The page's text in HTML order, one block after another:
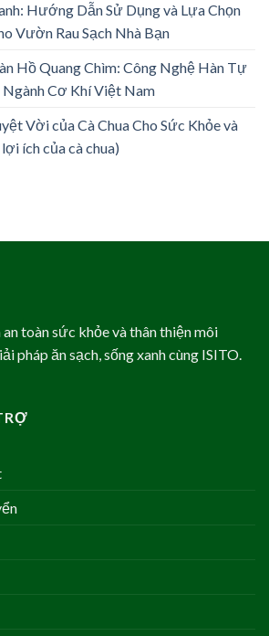
Hướng Dẫn Sử Dụng và Lựa Chọn
Vườn Rau Sạch Nhà Bạn
Hồ Quang Chìm: Công Nghệ Hàn Tự
Cơ Khí Việt Nam
Vời của Cà Chua Cho Sức Khỏe và
ích của cà chua)
toàn sức khỏe và thân thiện môi
pháp ăn sạch, sống xanh cùng ISITO.